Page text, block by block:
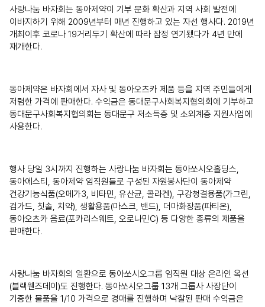
사랑나눔 바자회는 동아제약이 기부 문화 확산과 지역 사회 발전에
이바지하기 위해 2009년부터 매년 진행하고 있는 자선 행사다. 2019년
개최이후 코로나 19거리두기 확산에 따라 잠정 연기됐다가 4년 만에
재개한다.
동아제약은 바자회에서 자사 및 동아오츠카 제품 등을 지역 주민들에게
저렴한 가격에 판매한다. 수익금은 동대문구사회복지협의회에 기부하고
동대문구사회복지협의회는 동대문구 저소득층 및 소외계층 지원사업에
사용한다.
행사 당일 3시까지 진행하는 사랑나눔 바자회는 동아쏘시오홀딩스,
동아에스티, 동아제약 임직원들로 구성된 자원봉사단이 동아제약
건강기능식품(오메가3, 비타민, 유산균, 콜라겐), 구강청결용품(가그린,
검가드, 칫솔, 치약), 생활용품(마스크, 밴드), 더마화장품(파티온),
동아오츠카 음료(포카리스웨트, 오로나민C) 등 다양한 종류의 제품을
판매한다.
사랑나눔 바자회의 일환으로 동아쏘시오그룹 임직원 대상 온라인 옥션
(블랙웬즈데이)도 진행한다. 동아쏘시오그룹 13개 그룹사 사장단이
기증한 물품을 1/10 가격으로 경매를 진행하며 낙찰된 판매 수익금은